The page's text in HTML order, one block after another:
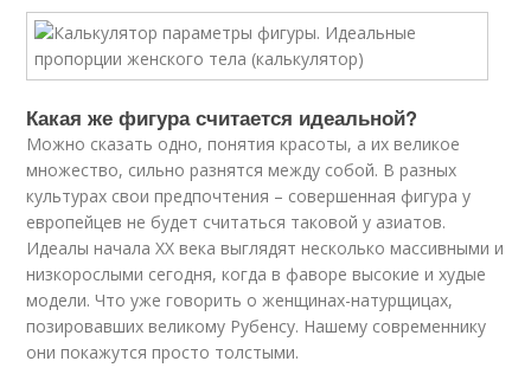
Какая же фигура считается идеальной?
Можно сказать одно, понятия красоты, а их великое
множество, сильно разнятся между собой. В разных
культурах свои предпочтения – совершенная фигура у
европейцев не будет считаться таковой у азиатов.
Идеалы начала XX века выглядят несколько массивными и
низкорослыми сегодня, когда в фаворе высокие и худые
модели. Что уже говорить о женщинах-натурщицах,
позировавших великому Рубенсу. Нашему современнику
они покажутся просто толстыми.